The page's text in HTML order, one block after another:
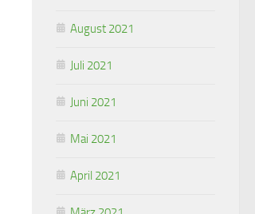
August 2021
Juli 2021
Juni 2021
Mai 2021
April 2021